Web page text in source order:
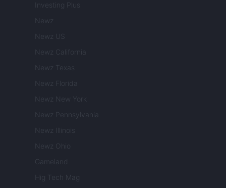
Investing Plus
Newz
Newz US
Newz California
Newz Texas
Newz Florida
Newz New York
Newz Pennsylvania
Newz Illinois
Newz Ohio
Gameland
Hig Tech Mag